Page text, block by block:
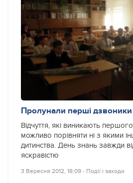
Пролунали перші дзвоники
Відчуття, які виникають
можливо порівняти ні з якими
дитинства. День знань завжди
яскравістю
3 Вересня 2012, 18:09 ‐ Події і заходи